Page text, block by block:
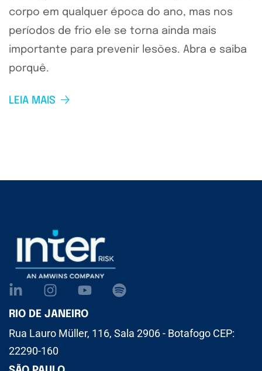
corpo em qualquer época do ano, mas nos
períodos de frio ele se torna ainda mais
importante para prevenir lesões. Abra e saiba
porquê.
LEIA MAIS
RIO DE JANEIRO
Rua Lauro Müller, 116, Sala 2906 - Botafogo CEP:
22290-160